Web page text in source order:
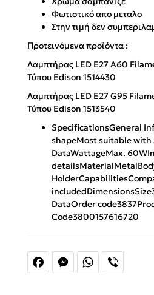
FacebookMessengerWhatsApp
Φωτιστικό απο μεταλο
Στην τιμή δεν
Προτεινόμενα προϊόντα :
Λαμπτήρας LED E27 A60
Τύπου Edison 1514430
Λαμπτήρας LED E27 G95
Τύπου Edison 1513540
SpecificationsGeneral
shapeMost suitable with
DataWattageMax. 60W
detailsMaterialMetal
HolderCapabilities
includedDimensionsSize
DataOrder code3837
Code3800157616720